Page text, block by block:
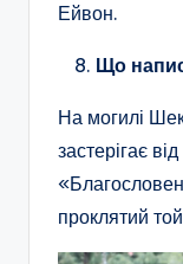
Ейвон.
Що
На могилі
застерігає
«Благословен
проклятий